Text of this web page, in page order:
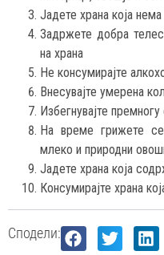
Јадете храна која
Задржете добра
на храна
Не консумирајте
Внесувајте умерена
Избегнувајте
На време грижете
млеко и природни
Јадете храна која
Консумирајте храна
Сподели: